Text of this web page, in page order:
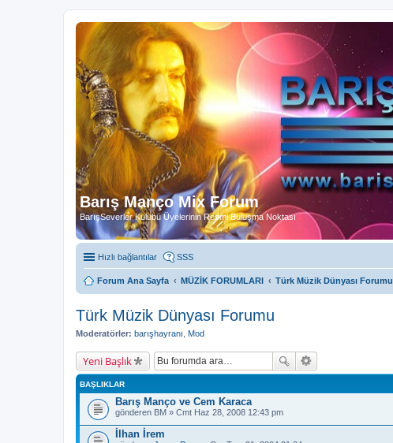
Barış Manço Mix Forum
BarışSeverler Kulübü Üyelerinin Resmi Buluşma Noktası
Hızlı bağlantılar SSS
Forum Ana Sayfa MÜZİK FORUMLARI Türk Müzik Dünyası Forumu
Türk Müzik Dünyası Forumu
Moderatörler: barışhayranı Mod
Yeni Başlık
BAŞLIKLAR
Barış Manço ve Cem Karaca
gönderen BM » Cmt Haz 28, 2008 12:43 pm
İlhan İrem